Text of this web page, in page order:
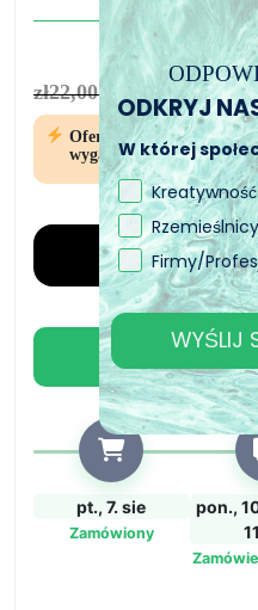
zł22,00 zł21,12 -
Oferta
wygaśnie za
11
pt., 7. sie
Zamówiony
pon.,
ODKRYJ
W której
Kreatywność
Rzemieślnicy
Firmy/
WYŚLIJ